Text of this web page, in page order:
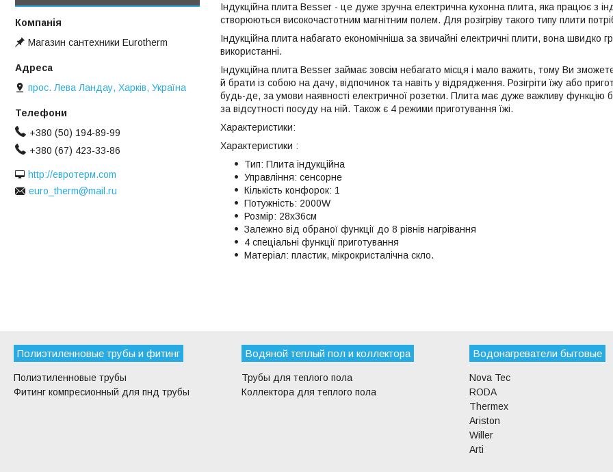
Індукційна плита Besser - це дуже зручна електрична кухонна плита, яка працює з
створюються високочастотним магнітним полем. Для розігріву такого типу плити
Індукційна плита набагато економічніша за звичайні електричні плити, вона швидко
використанні.
Індукційна плита Besser займає зовсім небагато місця і мало важить, тому Ви
й брати із собою на дачу, відпочинок та навіть у відрядження. Розігріти їжу або
будь-де, за умови наявності електричної розетки. Плита має дуже важливу функцію
за відсутності посуду на ній. Також є 4 режими приготування їжі.
Характеристики:
Характеристики :
Тип: Плита індукційна
Управління: сенсорне
Кількість конфорок: 1
Потужність: 2000W
Розмір: 28x36см
Залежно від обраної функції до 8 рівнів нагрівання
4 спеціальні функції приготування
Матеріал: пластик, мікрокристалічна скло.
Магазин сантехники Eurotherm
прос. Лева Ландау, Харків, Україна
+380 (50) 194-89-99
+380 (67) 423-33-86
http://евротерм.com
euro_therm@mail.ru
Полиэтиленновые трубы и фитинг
Полиэтиленновые трубы
Фитинг компресионный для пнд трубы
Водяной теплый пол и коллектора
Трубы для теплого пола
Коллектора для теплого пола
Водонагреватели бытовые
Nova Tec
RODA
Thermex
Ariston
Willer
Arti